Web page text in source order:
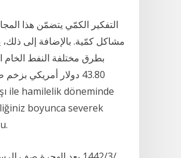
التفكير الكمّي يتضمّن هذا
مشاكل كمّية. بالإضافة إلى ذلك،
بطرق مختلفة النفط
43.80 دولار أمريكي
boyunca severek